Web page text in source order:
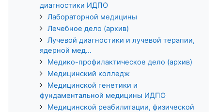
диагностики ИДПО
Лабораторной медицины
Лечебное дело (архив)
Лучевой диагностики и лучевой терапии,
ядерной мед...
Медико-профилактическое дело (архив)
Медицинский колледж
Медицинской генетики и
фундаментальной медицины ИДПО
Медицинской реабилитации, физической